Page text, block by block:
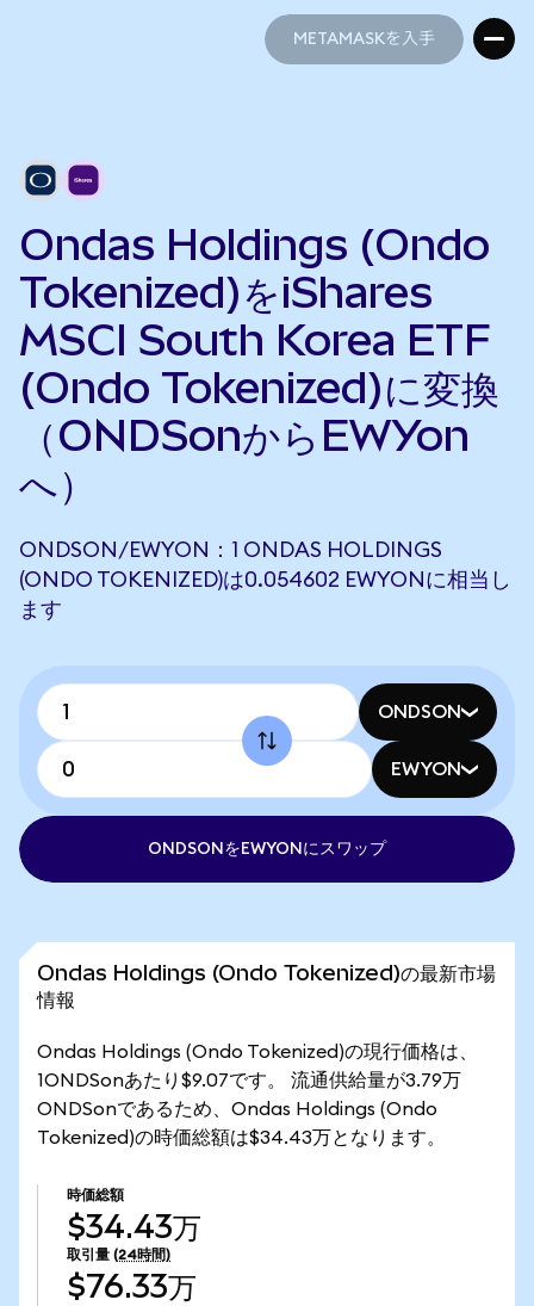
METAMASKを入手
Ondas Holdings (Ondo
Tokenized)をiShares
MSCI South Korea ETF
(Ondo Tokenized)に変換
（ONDSonからEWYon
へ）
ONDSON/EWYON：1 ONDAS HOLDINGS
(ONDO TOKENIZED)は0.054602 EWYONに相当し
ます
ONDSON
EWYON
ONDSONをEWYONにスワップ
Ondas Holdings (Ondo Tokenized)の最新市場
情報
Ondas Holdings (Ondo Tokenized)の現行価格は、
1ONDSonあたり$9.07です。 流通供給量が3.79万
ONDSonであるため、Ondas Holdings (Ondo
Tokenized)の時価総額は$34.43万となります。
時価総額
$34.43万
取引量 (24時間)
$76.33万